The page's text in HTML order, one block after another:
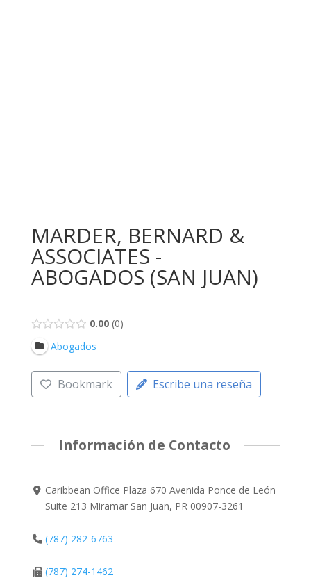
MARDER, BERNARD &
ASSOCIATES -
ABOGADOS (SAN JUAN)
0.00 0
Abogados
Bookmark Escribe una reseña
Información de Contacto
Caribbean Office Plaza 670 Avenida Ponce de León
Suite 213 Miramar San Juan, PR 00907-3261
(787) 282-6763
(787) 274-1462